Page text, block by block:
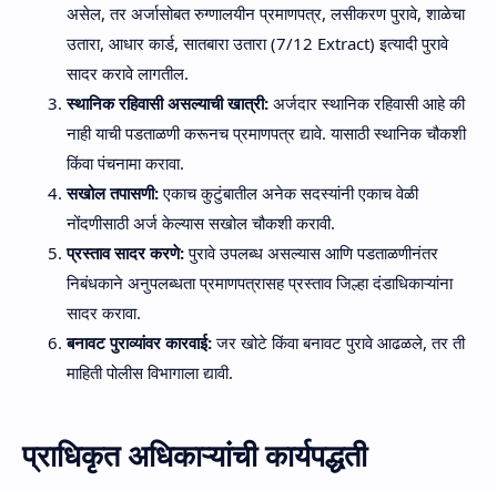
असेल, तर अर्जासोबत रुग्णालयीन प्रमाणपत्र, लसीकरण पुरावे, शाळेचा
उतारा, आधार कार्ड,सातबारा उतारा(7/12 Extract) इत्यादी पुरावे
सादर करावे लागतील.
स्थानिक रहिवासी असल्याची खात्री: अर्जदार स्थानिक रहिवासी आहे की
नाही याची पडताळणी करूनच प्रमाणपत्र द्यावे. यासाठी स्थानिक चौकशी
किंवा पंचनामा करावा.
सखोल तपासणी:एकाच कुटुंबातील अनेक सदस्यांनी एकाच वेळी
नोंदणीसाठी अर्ज केल्यास सखोल चौकशी करावी.
प्रस्ताव सादर करणे:पुरावे उपलब्ध असल्यास आणि पडताळणीनंतर
निबंधकाने अनुपलब्धता प्रमाणपत्रासह प्रस्ताव जिल्हा दंडाधिकाऱ्यांना
सादर करावा.
बनावट पुराव्यांवर कारवाई:जर खोटे किंवा बनावट पुरावे आढळले, तर ती
माहिती पोलीस विभागाला द्यावी.
प्राधिकृत अधिकाऱ्यांची कार्यपद्धती